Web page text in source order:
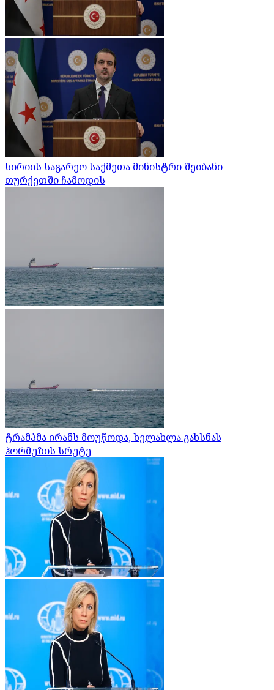
სირიის საგარეო საქმეთა მინისტრი შეიბანი
თურქეთში ჩამოდის
ტრამპმა ირანს მოუწოდა, ხელახლა გახსნას
ჰორმუზის სრუტე